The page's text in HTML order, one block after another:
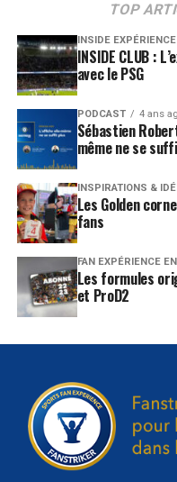
TOP
INSIDE EXPÉRIENCE
INSIDE CLUB :
avec le PSG
PODCAST 4 ans
Sébastien
même ne se
INSPIRATIONS &
Les Golden
fans
FAN EXPÉRIENCE
Les formules
et ProD2